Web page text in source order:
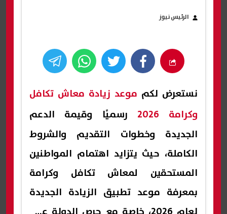
الرئيس نيوز
نستعرض لكم موعد زيادة معاش تكافل
وكرامة 2026
رسميًا وقيمة الدعم
الجديدة وخطوات التقديم والشروط
الكاملة، حيث يتزايد اهتمام المواطنين
المستحقين لمعاش تكافل وكرامة
بمعرفة موعد تطبيق الزيادة الجديدة